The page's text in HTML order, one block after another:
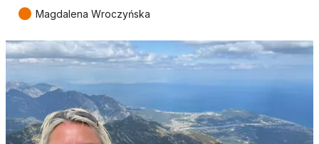
● Magdalena Wroczyńska